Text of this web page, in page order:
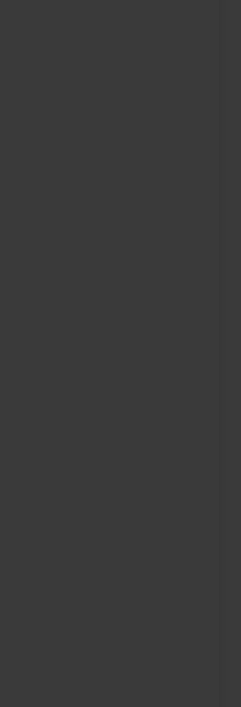
الثانوية
الحماية الدولية
التعريف الدقيق لـ
العرق أو الدين